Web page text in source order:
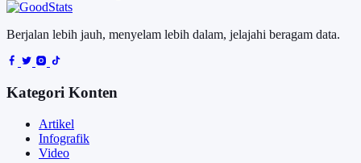
Berjalan lebih jauh, menyelam lebih dalam, jelajahi beragam data.
Kategori Konten
Artikel
Infografik
Video